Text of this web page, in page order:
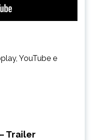
YouTube e
Trailer